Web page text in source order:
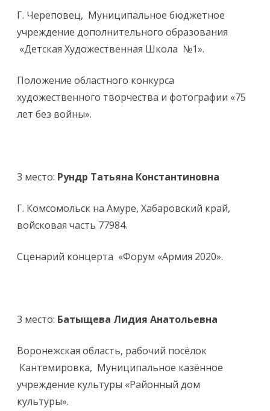
Г. Череповец, Муниципальное бюджетное
учреждение дополнительного образования
«Детская Художественная Школа №1».
Положение областного конкурса
художественного творчества и фотографии «75
лет без войны».
3 место: Рундр Татьяна Константиновна
Г. Комсомольск на Амуре, Хабаровский край,
войсковая часть 77984.
Сценарий концерта «Форум «Армия 2020».
3 место: Батыщева Лидия Анатольевна
Воронежская область, рабочий посёлок
Кантемировка, Муниципальное казённое
учреждение культуры «Районный дом
культуры».